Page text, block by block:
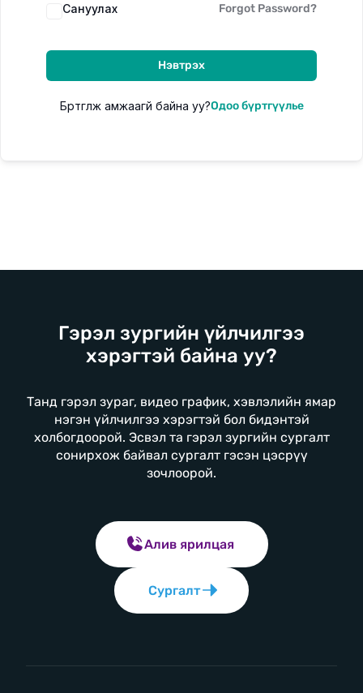
Цаг хугацаа орон зайнаас үл хамааран суралцах
боломжтой цахим сургалт
Сануулах Forgot Password?
Нэвтрэх
Бүртгүүлж амжаагүй байна уу?Одоо бүртгүүлье
Гэрэл зургийн үйлчилгээ
хэрэгтэй байна уу?
Танд гэрэл зураг, видео график, хэвлэлийн ямар
нэгэн үйлчилгээ хэрэгтэй бол бидэнтэй
холбогдоорой. Эсвэл та гэрэл зургийн сургалт
сонирхож байвал сургалт гэсэн цэсрүү
зочлоорой.
Алив ярилцая
Сургалт